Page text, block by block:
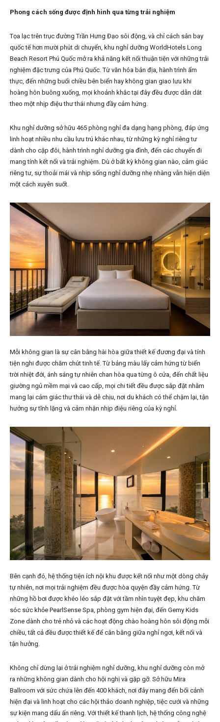
Phong cách sống được định hình qua từng trải nghiệm
Tọa lạc trên trục đường Trần Hưng Đạo sôi động, và chỉ cách sân bay
quốc tế hơn mười phút di chuyển, khu nghỉ dưỡng WorldHotels Long
Beach Resort Phú Quốc mở ra khả năng kết nối thuận tiện với những trải
nghiệm đặc trưng của Phú Quốc. Từ văn hóa bản địa, hành trình ẩm
thực, đến những buổi chiều bên biển hay không gian giao lưu khi
hoàng hôn buông xuống, mọi khoảnh khắc tại đây đều được dẫn dắt
theo một nhịp điệu thư thái nhưng đầy cảm hứng.
Khu nghỉ dưỡng sở hữu 465 phòng nghỉ đa dạng hạng phòng, đáp ứng
linh hoạt nhiều nhu cầu lưu trú khác nhau, từ những kỳ nghỉ riêng tư
dành cho cặp đôi, hành trình nghỉ dưỡng gia đình, đến các chuyến đi
mang tính kết nối và trải nghiệm. Dù ở bất kỳ không gian nào, cảm giác
riêng tư, sự thoải mái và nhịp sống nghỉ dưỡng nhẹ nhàng vẫn hiện diện
một cách xuyên suốt.
Mỗi không gian là sự cân bằng hài hòa giữa thiết kế đương đại và tính
tiện nghi được chăm chút tinh tế. Từ bảng màu lấy cảm hứng từ biển
trời nhiệt đới, ánh sáng tự nhiên chan hòa qua từng ô cửa, đến chất liệu
giường ngủ mềm mại và cao cấp, mọi chi tiết đều được sắp đặt nhằm
mang lại cảm giác thư thái và dễ chịu, nơi du khách có thể chậm lại, tận
hưởng sự tĩnh lặng và cảm nhận nhịp điệu riêng của kỳ nghỉ.
Bên cạnh đó, hệ thống tiện ích nội khu được kết nối như một dòng chảy
tự nhiên, nơi mọi trải nghiệm đều được hòa quyện đầy cảm hứng. Từ
những hồ bơi được khéo léo sắp đặt với tầm nhìn tuyệt đẹp, khu chăm
sóc sức khỏe PearlSense Spa, phòng gym hiện đại, đến Gemy Kids
Zone dành cho trẻ nhỏ và các hoạt động chào hoàng hôn sôi động mỗi
chiều, tất cả đều được thiết kế để cân bằng giữa nghỉ ngơi, kết nối và
tận hưởng.
Không chỉ dừng lại ở trải nghiệm nghỉ dưỡng, khu nghỉ dưỡng còn mở
ra những không gian dành cho hội nghị và gặp gỡ. Sở hữu Mira
Ballroom với sức chứa lên đến 400 khách, nơi đây mang đến bối cảnh
hiện đại và linh hoạt cho các hội thảo doanh nghiệp, tiệc cưới và những
sự kiện mang dấu ấn riêng. Với thiết kế thanh lịch, hệ thống công nghệ